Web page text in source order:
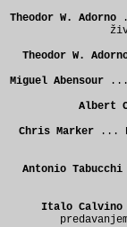
Theodor W. Adorno
Theodor W.
Miguel Abensour
Albert
Chris Marker ...
Antonio Tabucchi
Italo Calvino